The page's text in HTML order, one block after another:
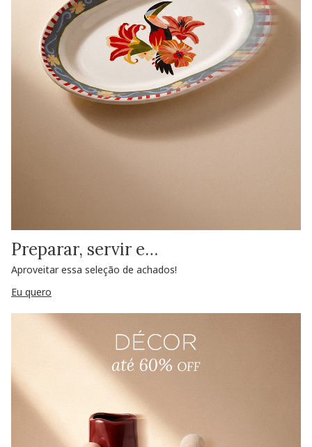
Preparar, servir e…
Aproveitar essa seleção de achados!
Eu quero